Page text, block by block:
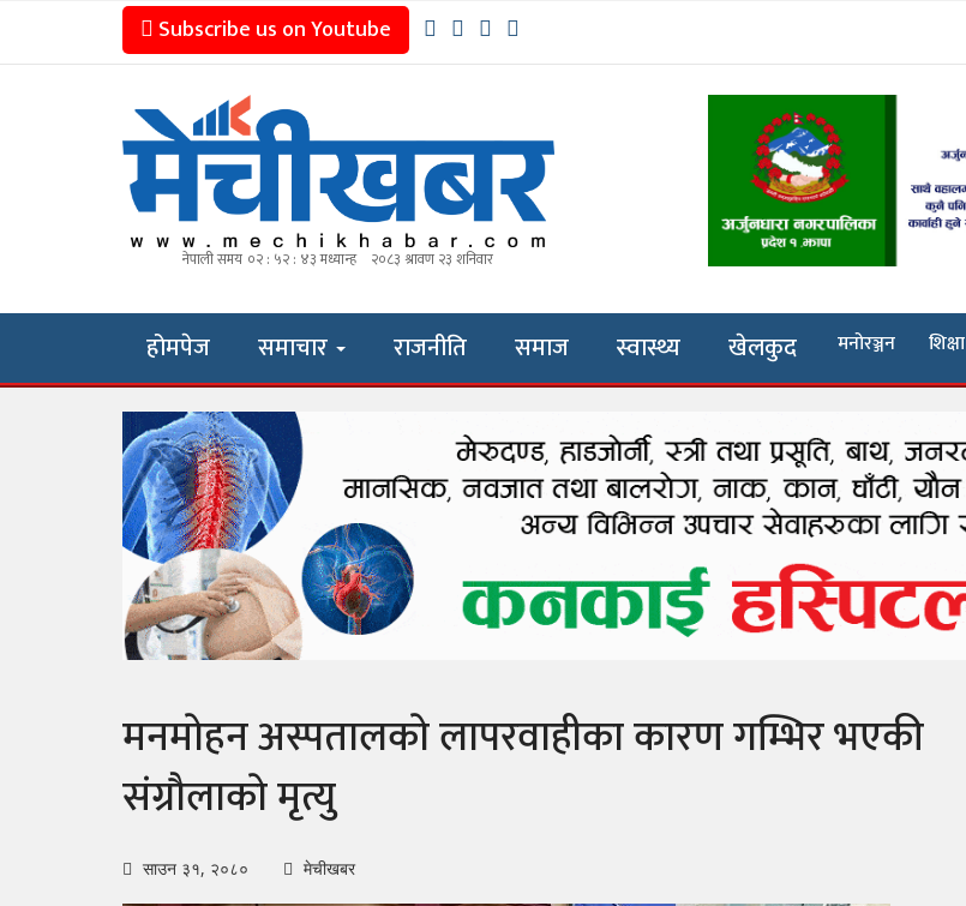
Subscribe us on Youtube
होमपेज समाचार राजनीति समाज स्वास्थ्य खेलकुद मनोरञ्जन शिक्षा
मनमाेहन अस्पतालकाे लापरवाहीका कारण गम्भिर भएकी
संग्रौलाकाे मृत्यु
साउन ३१, २०८० मेचीखबर